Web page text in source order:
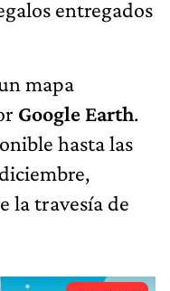
entregados
mapa
Google Earth.
hasta las
la travesía de